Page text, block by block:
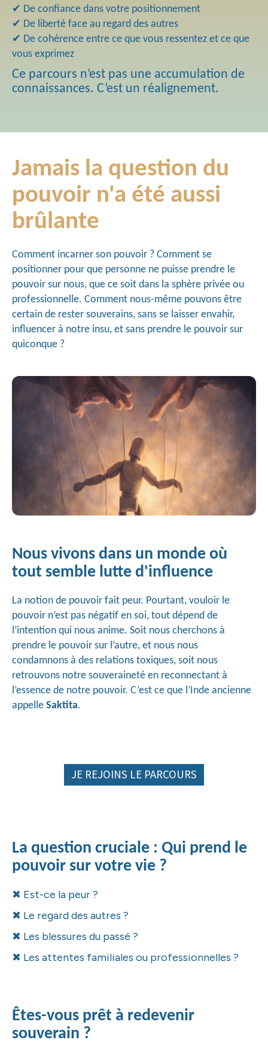
✔ De confiance dans votre positionnement
✔ De liberté face au regard des autres
✔ De cohérence entre ce que vous ressentez et ce que
vous exprimez
Ce parcours n’est pas une accumulation de
connaissances. C’est un réalignement.
Jamais la question du
pouvoir n'a été aussi
brûlante
Comment incarner son pouvoir ? Comment se
positionner pour que personne ne puisse prendre le
pouvoir sur nous, que ce soit dans la sphère privée ou
professionnelle. Comment nous-même pouvons être
certain de rester souverains, sans se laisser envahir,
influencer à notre insu, et sans prendre le pouvoir sur
quiconque ?
Nous vivons dans un monde où
tout semble lutte d'influence
La notion de pouvoir fait peur. Pourtant, vouloir le
pouvoir n’est pas négatif en soi, tout dépend de
l’intention qui nous anime. Soit nous cherchons à
prendre le pouvoir sur l’autre, et nous nous
condamnons à des relations toxiques, soit nous
retrouvons notre souveraineté en reconnectant à
l’essence de notre pouvoir. C’est ce que l’Inde ancienne
appelle Saktita.
JE REJOINS LE PARCOURS
La question cruciale : Qui prend le
pouvoir sur votre vie ?
✖ Est-ce la peur ?
✖ Le regard des autres ?
✖ Les blessures du passé ?
✖ Les attentes familiales ou professionnelles ?
Êtes-vous prêt à redevenir
souverain ?